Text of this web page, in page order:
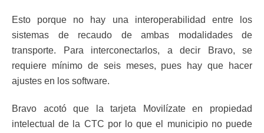
Esto porque no hay una interoperabilidad entre los
sistemas de recaudo de ambas modalidades de
transporte. Para interconectarlos, a decir Bravo, se
requiere mínimo de seis meses, pues hay que hacer
ajustes en los software.
Bravo acotó que la tarjeta Movilízate en propiedad
intelectual de la CTC por lo que el municipio no puede